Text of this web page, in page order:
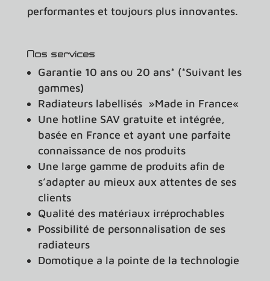
performantes et toujours plus innovantes.
Nos services
Garantie 10 ans ou 20 ans* (*Suivant les
gammes)
Radiateurslabellisés »Made in France«
Une hotline SAV gratuite et intégrée,
basée en France et ayant une parfaite
connaissance de nos produits
Une large gamme de produits afin de
s’adapter au mieux aux attentes de ses
clients
Qualité des matériaux irréprochables
Possibilité de personnalisation de ses
radiateurs
Domotique a la pointe de la technologie